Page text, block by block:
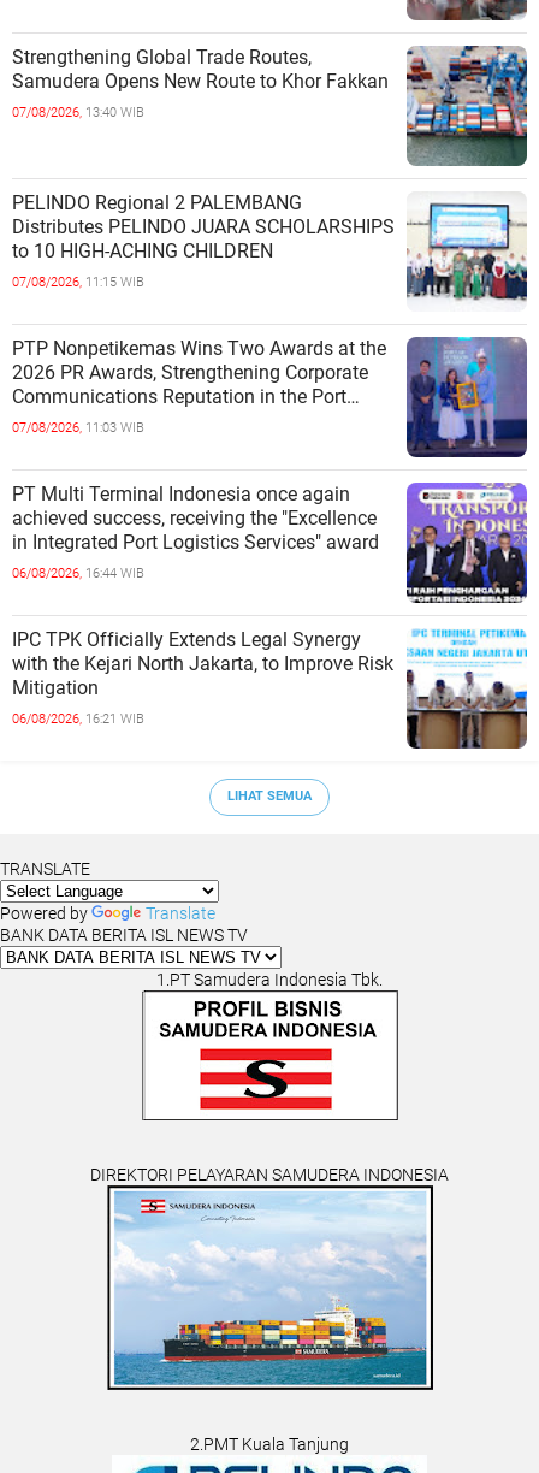
Strengthening Global Trade Routes,
Samudera Opens New Route to Khor Fakkan
07/08/2026, 13:40 WIB
PELINDO Regional 2 PALEMBANG
Distributes PELINDO JUARA SCHOLARSHIPS
to 10 HIGH-ACHING CHILDREN
07/08/2026, 11:15 WIB
PTP Nonpetikemas Wins Two Awards at the
2026 PR Awards, Strengthening Corporate
Communications Reputation in the Port
Sector
07/08/2026, 11:03 WIB
PT Multi Terminal Indonesia once again
achieved success, receiving the "Excellence
in Integrated Port Logistics Services" award
06/08/2026, 16:44 WIB
IPC TPK Officially Extends Legal Synergy
with the Kejari North Jakarta, to Improve Risk
Mitigation
06/08/2026, 16:21 WIB
LIHAT SEMUA
TRANSLATE
Powered by
Translate
BANK DATA BERITA ISL NEWS TV
1.PT Samudera Indonesia Tbk.
DIREKTORI PELAYARAN SAMUDERA INDONESIA
2.PMT Kuala Tanjung